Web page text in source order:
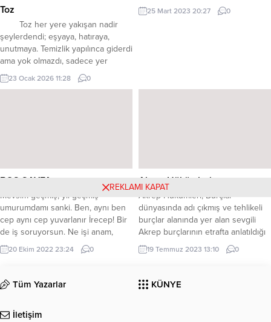
şükrederim...
Toz
Toz her yere yakışan nadir
şeylerdendi; eşyaya, hatıraya,
unutmaya. Temizlik yapılınca giderdi
ama yok olmazdı, sadece yer
değiştirirdi. Cemil bunu bildiği için
haftalardır evi silmiyordu. Masada
23 Ocak 2026 11:28 0
Ne yapmışım, ne etmişim de; asılsız
suçlamalarla susturulmaya
mı bunda bir...
25 Mart 2023 20:27 0
Akrep Hükümleri
REKLAMI KAPAT